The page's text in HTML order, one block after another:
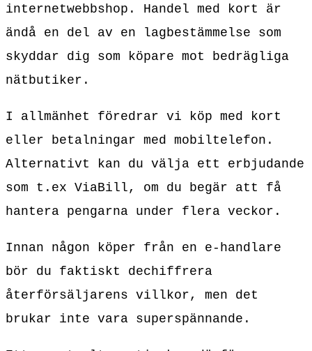
internetwebbshop. Handel med kort är
ändå en del av en lagbestämmelse som
skyddar dig som köpare mot bedrägliga
nätbutiker.
I allmänhet föredrar vi köp med kort
eller betalningar med mobiltelefon.
Alternativt kan du välja ett erbjudande
som t.ex ViaBill, om du begär att få
hantera pengarna under flera veckor.
Innan någon köper från en e-handlare
bör du faktiskt dechiffrera
återförsäljarens villkor, men det
brukar inte vara superspännande.